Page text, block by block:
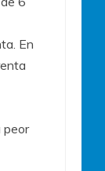
En
peor